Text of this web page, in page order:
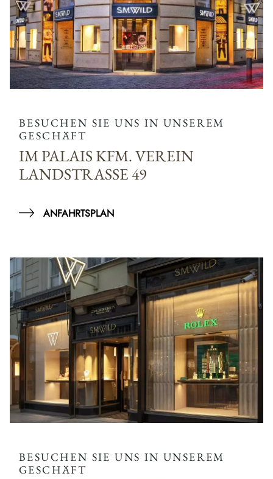
BESUCHEN SIE UNS IN UNSEREM
GESCHÄFT
IM PALAIS KFM. VEREIN
LANDSTRASSE 49
ANFAHRTSPLAN
BESUCHEN SIE UNS IN UNSEREM
GESCHÄFT